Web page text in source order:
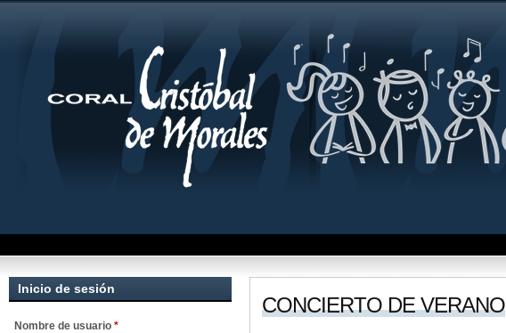
CONCIERTO DE VERANO
Inicio de sesión
Nombre de usuario *